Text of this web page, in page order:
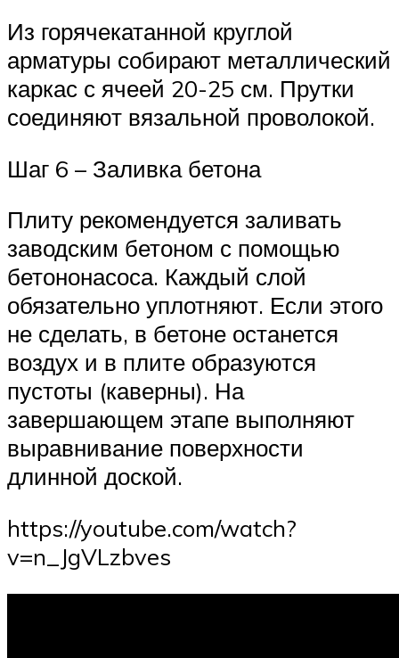
Из горячекатанной круглой
арматуры собирают металлический
каркас с ячеей 20-25 см. Прутки
соединяют вязальной проволокой.
Шаг 6 – Заливка бетона
Плиту рекомендуется заливать
заводским бетоном с помощью
бетононасоса. Каждый слой
обязательно уплотняют. Если этого
не сделать, в бетоне останется
воздух и в плите образуются
пустоты (каверны). На
завершающем этапе выполняют
выравнивание поверхности
длинной доской.
https://youtube.com/watch?
v=n_JgVLzbves